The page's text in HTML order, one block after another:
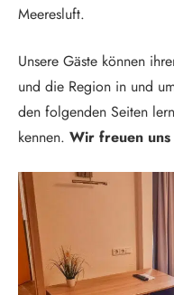
Meeresluft.
Unsere Gäste können
und die Region in und
den folgenden Seiten
kennen. Wir freuen